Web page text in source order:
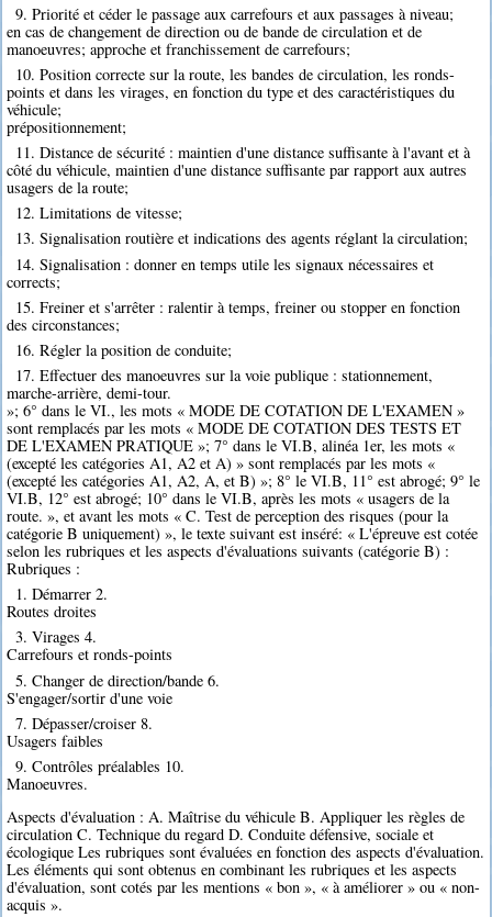
9. Priorité et céder le passage aux carrefours et aux passages à niveau;
en cas de changement de direction ou de bande de circulation et de
manoeuvres; approche et franchissement de carrefours;
10. Position correcte sur la route, les bandes de circulation, les ronds-
points et dans les virages, en fonction du type et des caractéristiques du
véhicule;
prépositionnement;
11. Distance de sécurité : maintien d'une distance suffisante à l'avant et à
côté du véhicule, maintien d'une distance suffisante par rapport aux autres
usagers de la route;
12. Limitations de vitesse;
13. Signalisation routière et indications des agents réglant la circulation;
14. Signalisation : donner en temps utile les signaux nécessaires et
corrects;
15. Freiner et s'arrêter : ralentir à temps, freiner ou stopper en fonction
des circonstances;
16. Régler la position de conduite;
17. Effectuer des manoeuvres sur la voie publique : stationnement,
marche-arrière, demi-tour.
»; 6° dans le VI., les mots « MODE DE COTATION DE L'EXAMEN »
sont remplacés par les mots « MODE DE COTATION DES TESTS ET
DE L'EXAMEN PRATIQUE »; 7° dans le VI.B, alinéa 1er, les mots «
(excepté les catégories A1, A2 et A) » sont remplacés par les mots «
(excepté les catégories A1, A2, A, et B) »; 8° le VI.B, 11° est abrogé; 9° le
VI.B, 12° est abrogé; 10° dans le VI.B, après les mots « usagers de la
route. », et avant les mots « C. Test de perception des risques (pour la
catégorie B uniquement) », le texte suivant est inséré: « L'épreuve est cotée
selon les rubriques et les aspects d'évaluations suivants (catégorie B) :
Rubriques :
1. Démarrer 2.
Routes droites
3. Virages 4.
Carrefours et ronds-points
5. Changer de direction/bande 6.
S'engager/sortir d'une voie
7. Dépasser/croiser 8.
Usagers faibles
9. Contrôles préalables 10.
Manoeuvres.
Aspects d'évaluation : A. Maîtrise du véhicule B. Appliquer les règles de
circulation C. Technique du regard D. Conduite défensive, sociale et
écologique Les rubriques sont évaluées en fonction des aspects d'évaluation.
Les éléments qui sont obtenus en combinant les rubriques et les aspects
d'évaluation, sont cotés par les mentions « bon », « à améliorer » ou « non-
acquis ».